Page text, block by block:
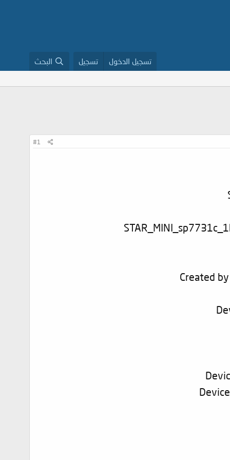
تسجيل الدخول تسجيل البحث
#1
Created